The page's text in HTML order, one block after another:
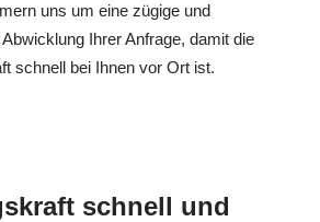
uns um eine zügige und
Ihrer Anfrage, damit die
schnell bei Ihnen vor Ort ist.
schnell und